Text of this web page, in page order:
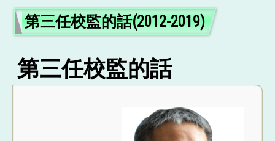
第三任校監的話(2012-2019)
第三任校監的話